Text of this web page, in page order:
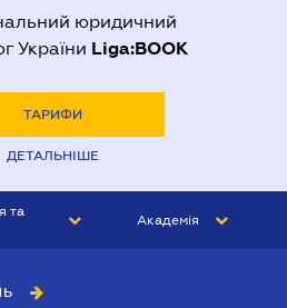
юридичний
України Liga:BOOK
ТАРИФИ
ДЕТАЛЬНІШЕ
та
Академія